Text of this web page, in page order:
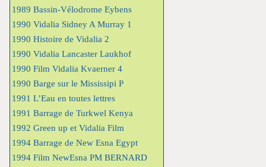
1989 Bassin-Vélodrome Eybens
1990 Vidalia Sidney A Murray 1
1990 Histoire de Vidalia 2
1990 Vidalia Lancaster Laukhof
1990 Film Vidalia Kvaerner 4
1990 Barge sur le Mississipi P
1991 L’Eau en toutes lettres
1991 Barrage de Turkwel Kenya
1992 Green up et Vidalia Film
1994 Barrage de New Esna Egypt
1994 Film NewEsna PM BERNARD